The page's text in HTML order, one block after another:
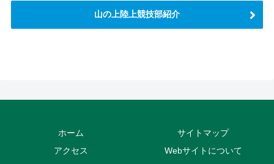
山の上陸上競技部紹介
ホーム
サイトマップ
アクセス
Webサイトについて